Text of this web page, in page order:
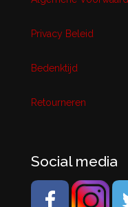
Privacy Beleid
Bedenktijd
Retourneren
Social media